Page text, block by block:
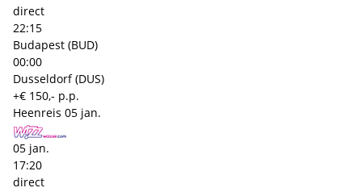
direct
22:15
Budapest (BUD)
00:00
Dusseldorf (DUS)
+€ 150,- p.p.
Heenreis 05 jan.
05 jan.
17:20
direct